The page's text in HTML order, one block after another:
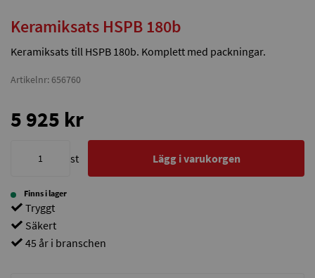
Keramiksats HSPB 180b
Keramiksats till HSPB 180b. Komplett med packningar.
Artikelnr: 656760
5 925 kr
st Lägg i varukorgen
Finns i lager
Tryggt
Säkert
45 år i branschen